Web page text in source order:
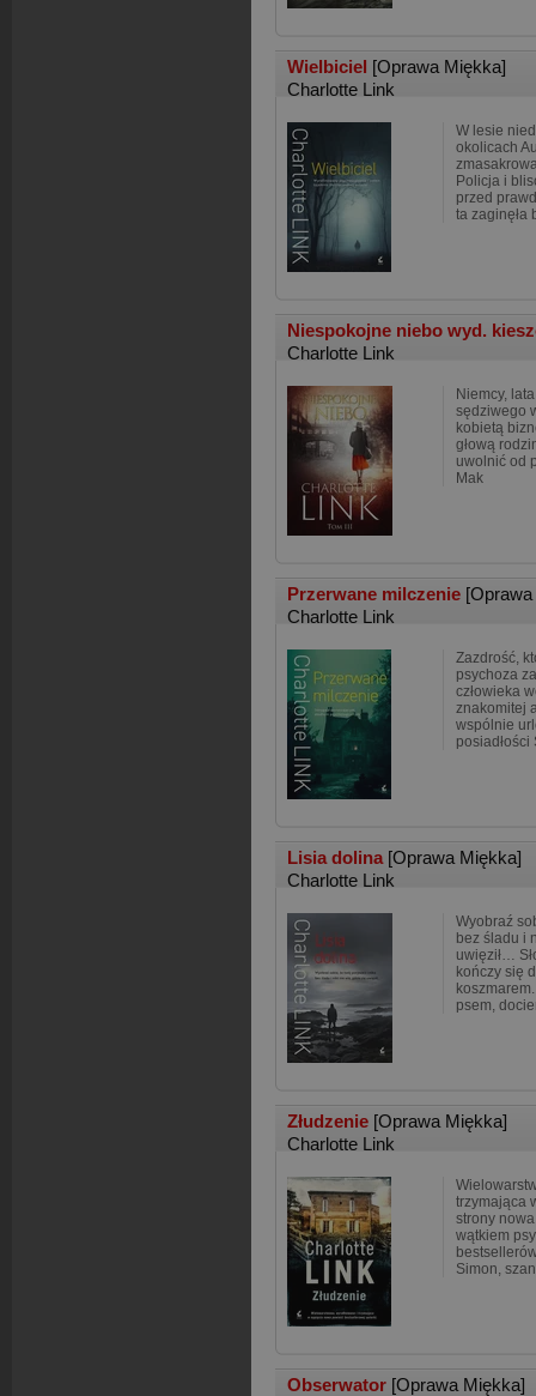
Wielbiciel [Oprawa Miękka]
Charlotte Link
W lesie
okolicach
Policja i
przed
ta zaginęła
Niespokojne niebo wyd.
Charlotte Link
Niemcy,
sędziwego
kobietą
głową
uwolnić od
Mak
Przerwane milczenie
Charlotte Link
Zazdrość,
psychoza
człowieka
znakomitej
wspólnie
posiadłości
Lisia dolina [Oprawa Miękka]
Charlotte Link
Wyobraź
bez śladu i
uwięził…
kończy się
psem,
Złudzenie [Oprawa Miękka]
Charlotte Link
trzymająca
strony
wątkiem
Simon,
Obserwator [Oprawa Miękka]